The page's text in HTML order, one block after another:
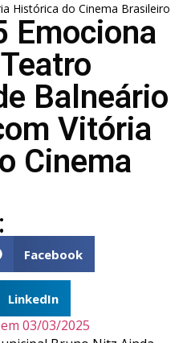
Histórica do Cinema Brasileiro
Emociona
Balneário
Vitória
Cinema
Facebook
LinkedIn
03/03/2025